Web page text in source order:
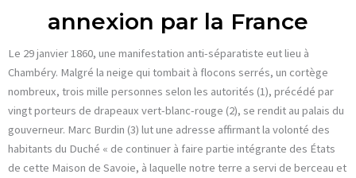
annexion par la France
Le 29 janvier 1860, une manifestation anti-séparatiste eut lieu à
Chambéry. Malgré la neige qui tombait à flocons serrés, un cortège
nombreux, trois mille personnes selon les autorités (1), précédé par
vingt porteurs de drapeaux vert-blanc-rouge (2), se rendit au palais du
gouverneur. Marc Burdin (3) lut une adresse affirmant la volonté des
habitants du Duché « de continuer à faire partie intégrante des États
de cette Maison de Savoie, à laquelle notre terre a servi de berceau et